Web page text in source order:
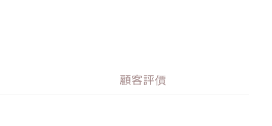
顧客評價